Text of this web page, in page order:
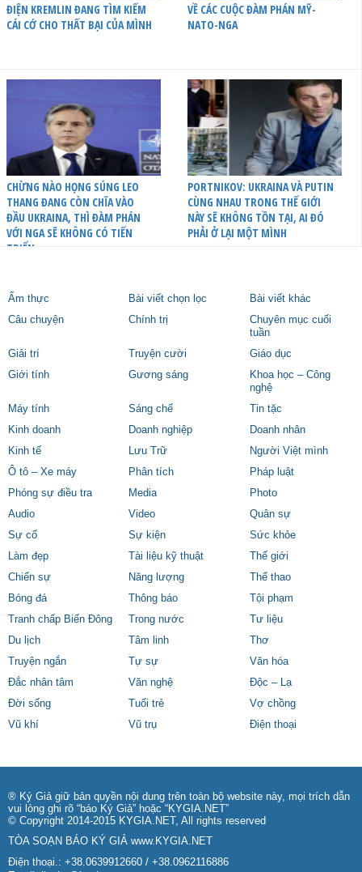
ĐIỆN KREMLIN ĐANG TÌM KIẾM
CÁI CỚ CHO THẤT BẠI CỦA MÌNH
VỀ CÁC CUỘC ĐÀM PHÁN MỸ-
NATO-NGA
CHỪNG NÀO HỌNG SÚNG LEO
THANG ĐANG CÒN CHĨA VÀO
ĐẦU UKRAINA, THÌ ĐÀM PHÁN
VỚI NGA SẼ KHÔNG CÓ TIẾN
TRIỂN
PORTNIKOV: UKRAINA VÀ PUTIN
CÙNG NHAU TRONG THẾ GIỚI
NÀY SẼ KHÔNG TỒN TẠI, AI ĐÓ
PHẢI Ở LẠI MỘT MÌNH
Ẩm thực Bài viết chọn lọc
Bài viết khác
Câu chuyện
Chính trị
Chuyên mục cuối
tuần
Giải trí
Truyện cười
Giáo dục
Giới tính
Gương sáng
Khoa học – Công
nghệ
Máy tính
Sáng chế
Tin tặc
Kinh doanh
Doanh nghiệp
Doanh nhân
Kinh tế
Lưu Trữ
Người Việt mình
Ô tô – Xe máy
Phân tích
Pháp luật
Phóng sự điều tra
Media
Photo
Audio
Video
Quân sự
Sự cố
Sự kiện
Sức khỏe
Làm đẹp
Tài liệu kỹ thuật
Thế giới
Chiến sự
Năng lượng
Thể thao
Bóng đá
Thông báo
Tội phạm
Tranh chấp Biển Đông
Trong nước
Tư liệu
Du lịch
Tâm linh
Thơ
Truyện ngắn
Tự sự
Văn hóa
Đắc nhân tâm
Văn nghệ
Độc – Lạ
Đời sống
Tuổi trẻ
Vợ chồng
Vũ khí
Vũ trụ Điện thoại
® Ký Giả giữ bản quyền nội dung trên toàn bộ website này, mọi trích dẫn
vui lòng ghi rõ “báo Ký Giả” hoặc “KYGIA.NET”
© Copyright 2014-2015 KYGIA.NET, All rights reserved
TÒA SOẠN BÁO KÝ GIẢ www.KYGIA.NET
Điện thoại.: +38.0639912660 / +38.0962116886